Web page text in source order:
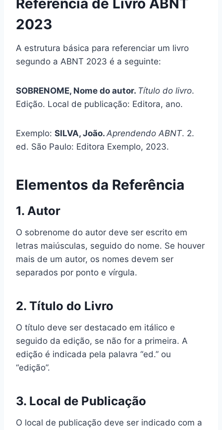
Referência de Livro ABNT
2023
A estrutura básica para referenciar um livro
segundo a ABNT 2023 é a seguinte:
SOBRENOME, Nome do autor. Título do livro.
Edição. Local de publicação: Editora, ano.
Exemplo: SILVA, João. Aprendendo ABNT. 2.
ed. São Paulo: Editora Exemplo, 2023.
Elementos da Referência
1. Autor
O sobrenome do autor deve ser escrito em
letras maiúsculas, seguido do nome. Se houver
mais de um autor, os nomes devem ser
separados por ponto e vírgula.
2. Título do Livro
O título deve ser destacado em itálico e
seguido da edição, se não for a primeira. A
edição é indicada pela palavra “ed.” ou
“edição”.
3. Local de Publicação
O local de publicação deve ser indicado com a